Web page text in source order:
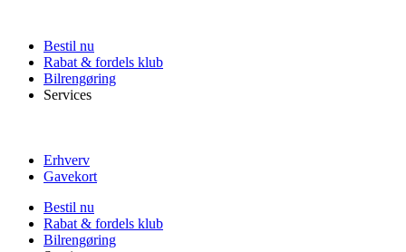
contentBestil nu
Rabat & fordels klub
Bilrengøring
Services
Erhverv
Gavekort
Bestil nu
Rabat & fordels klub
Bilrengøring